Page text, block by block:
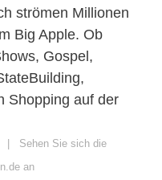
strömen Millionen
Big Apple. Ob
Gospel,
Shopping auf der
| Sehen Sie sich die
an